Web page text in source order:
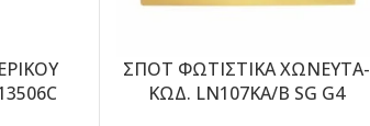
ΣΠΟΤ ΦΩΤΙΣΤΙΚΑ ΧΩΝΕΥΤΑ-
ΚΩΔ. LN107KA/B SG G4